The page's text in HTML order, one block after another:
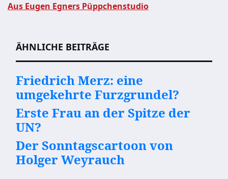
Aus Eugen Egners Püppchenstudio
ÄHNLICHE BEITRÄGE
Friedrich Merz: eine
umgekehrte Furzgrundel?
Erste Frau an der Spitze der
UN?
Der Sonntagscartoon von
Holger Weyrauch